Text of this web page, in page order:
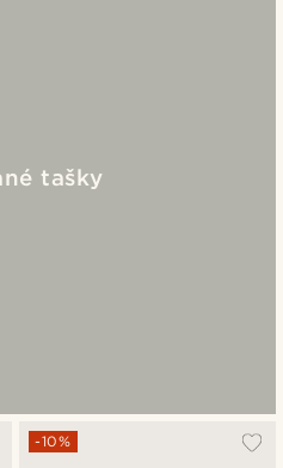
-10%
tašky